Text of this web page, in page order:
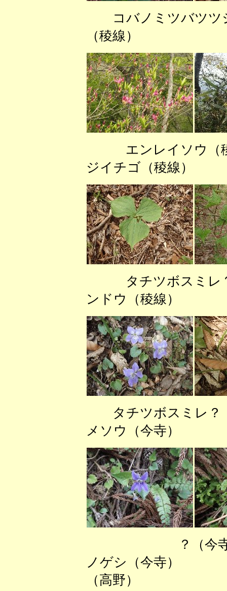
コバノミツ
（稜線） ヤ
エンレイソウ
ジイチゴ（稜線
タチツボスミ
ンドウ（稜線
タチツボスミレ
メソウ（今寺）
？（
ノゲシ（今寺
（高野）